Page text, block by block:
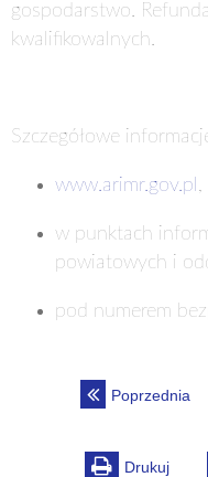
gospodarstwo.
kwalifikowalnych.
Szczegółowe
www.arimr.gov.pl ,
w punktach
powiatowych i
pod numerem
Poprzednia
Drukuj